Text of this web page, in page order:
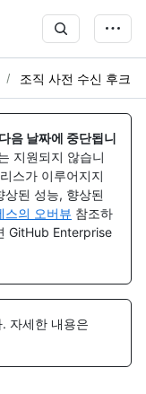
조직 사전 수신 후크
음 날짜에 중단됩니
지원되지 않습니
스가 이루어지지
된 성능, 향상된
스의 오버뷰 참조하
GitHub Enterprise
자세한 내용은